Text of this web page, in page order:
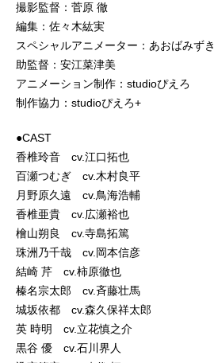
撮影監督：菅原 徹
編集：佐々木紘実
スペシャルアニメーター：あおばみずき
助監督：安江菜津美
アニメーション制作：studioぴえろ
制作協力：studioぴえろ+
●CAST
香椎玲音 cv.江口拓也
百瀬つむぎ cv.木村良平
月野原久遠 cv.鳥海浩輔
香椎亜貴 cv.広瀬裕也
檜山朔良 cv.寺島拓篤
珠洲乃千哉 cv.岡本信彦
結崎 芹 cv.柿原徹也
榛名宗太郎 cv.斉藤壮馬
城坂依都 cv.森久保祥太郎
英 時明 cv.立花慎之介
黒谷 優 cv.石川界人